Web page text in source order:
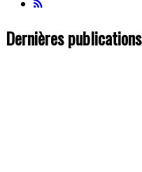
Dernières publications